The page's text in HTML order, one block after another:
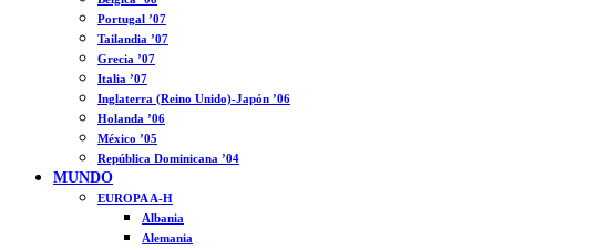
Portugal ’07
Tailandia ’07
Grecia ’07
Italia ’07
Inglaterra (Reino Unido)-Japón ’06
Holanda ’06
México ’05
República Dominicana ’04
MUNDO
EUROPA A-H
Albania
Alemania